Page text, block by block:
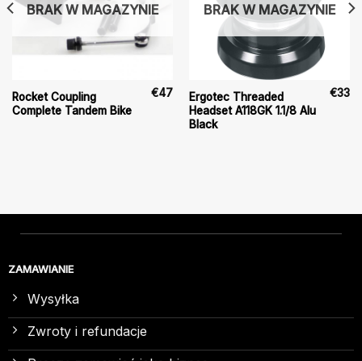
BRAK W MAGAZYNIE
Rocket Coupling
Complete Tandem Bike
€47
BRAK W MAGAZYNIE
Ergotec Threaded
Headset A118GK 1.1/8 Alu
Black
€33
ZAMAWIANIE
Wysyłka
Zwroty i refundacje